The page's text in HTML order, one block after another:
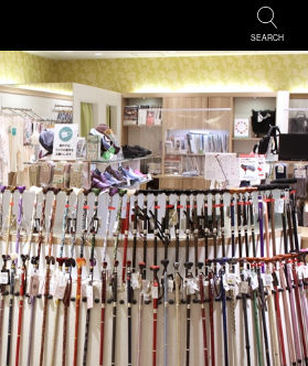
SEARCH